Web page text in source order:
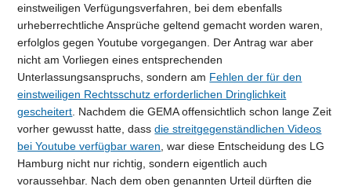
einstweiligen Verfügungsverfahren, bei dem ebenfalls
urheberrechtliche Ansprüche geltend gemacht worden waren,
erfolglos gegen Youtube vorgegangen. Der Antrag war aber
nicht am Vorliegen eines entsprechenden
Unterlassungsanspruchs, sondern am Fehlen der für den
einstweiligen Rechtsschutz erforderlichen Dringlichkeit
gescheitert . Nachdem die GEMA offensichtlich schon lange Zeit
vorher gewusst hatte, dassdie streitgegenständlichen Videos
bei Youtube verfügbar waren , war diese Entscheidung des LG
Hamburg nicht nur richtig, sondern eigentlich auch
voraussehbar. Nach dem oben genannten Urteil dürften die